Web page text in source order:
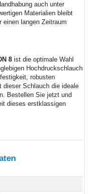
auch unter
Materialien bleibt
langen Zeitraum
8ist die optimale Wahl
Hochdruckschlauch
robusten
dieser Schlauch die ideale
Bestellen Sie jetzt und
dieses erstklassigen